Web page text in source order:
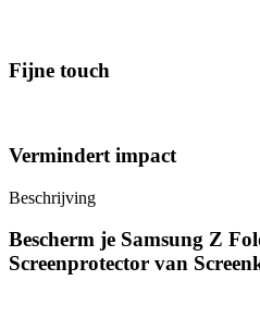
Fijne touch
Vermindert impact
Beschrijving
Bescherm je Samsung Z
Screenprotector van